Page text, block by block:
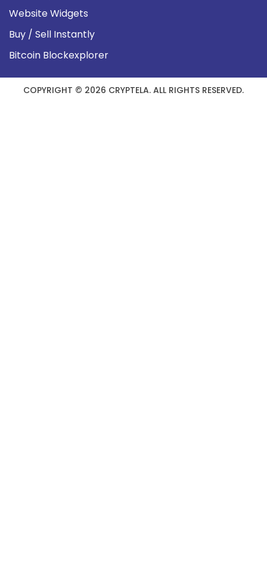
Website Widgets
Buy / Sell Instantly
Bitcoin Blockexplorer
COPYRIGHT © 2026 CRYPTELA. ALL RIGHTS RESERVED.